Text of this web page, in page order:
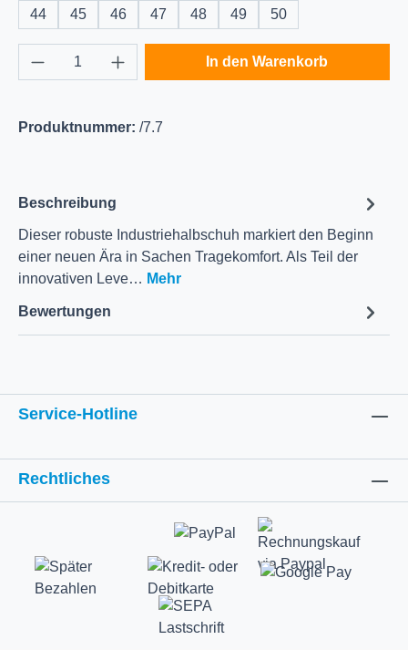
44
45 46 47 48 49 50
Produkt Anzahl: Gib den gewünschten
In den Warenkorb
Produktnummer: /7.7
Beschreibung
Dieser robuste Industriehalbschuh markiert den Beginn
einer neuen Ära in Sachen Tragekomfort. Als Teil der
innovativen Leve… Mehr
Bewertungen
Service-Hotline
Rechtliches